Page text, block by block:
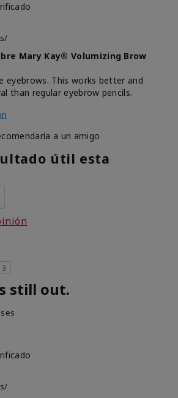
Mary Kay® Volumizing Brow
eyebrows. This works better and
than regular eyebrow pencils.
a un amigo
útil esta
3
still out.